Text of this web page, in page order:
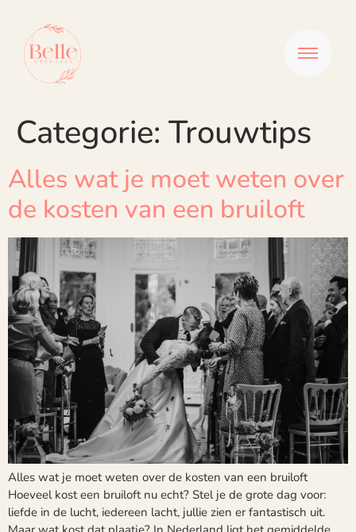
Categorie: Trouwtips
Alles wat je moet weten over
de kosten van een bruiloft
Alles wat je moet weten over de kosten van een bruiloft
Hoeveel kost een bruiloft nu echt? Stel je de grote dag voor:
liefde in de lucht, iedereen lacht, jullie zien er fantastisch uit.